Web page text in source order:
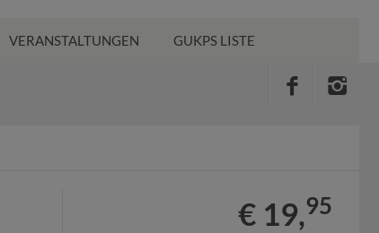
VERANSTALTUNGEN GUKPS LISTE
€ 19,95